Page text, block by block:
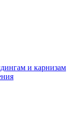
и карнизам